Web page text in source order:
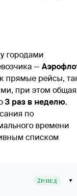
городами
—
прямые рейсы,
при этом общая
3 раз в неделю.
по
времени
списком
2Р/НЕД ▾